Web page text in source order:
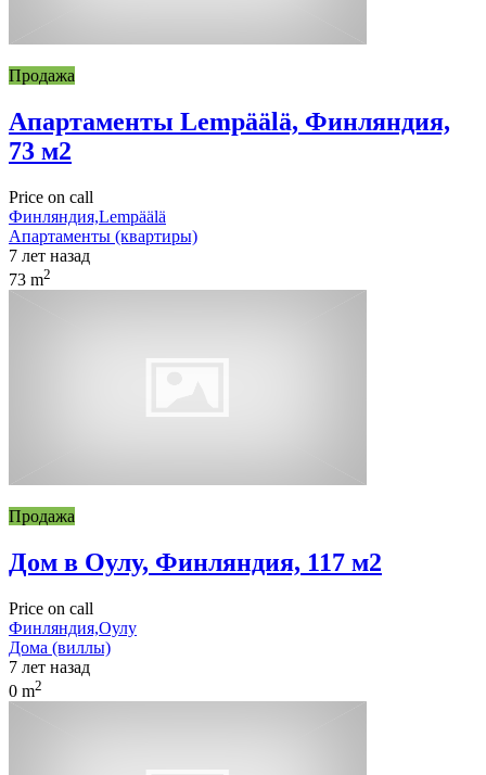
Продажа
Апартаменты Lempäälä, Финляндия,
73 м2
Price on call
Финляндия,Lempäälä
Апартаменты (квартиры)
7 лет назад
73 m2
Продажа
Дом в Оулу, Финляндия, 117 м2
Price on call
Финляндия,Оулу
Дома (виллы)
7 лет назад
0 m2